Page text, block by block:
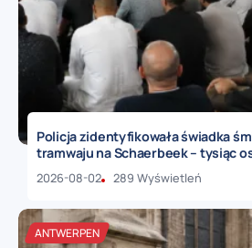
Policja zidentyfikowała świadka
tramwaju na Schaerbeek – tysiąc
2026-08-02 289 Wyświetleń
ANTWERPEN